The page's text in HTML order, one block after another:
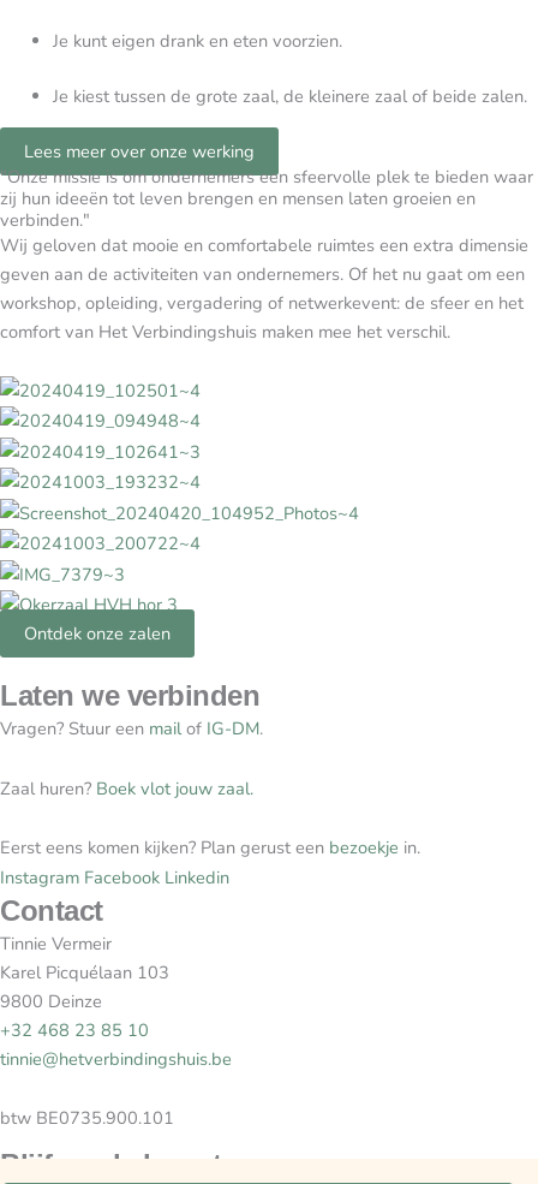
Je kunt eigen drank en eten voorzien.
Je kiest tussen de grote zaal, de kleinere zaal of beide zalen.
Lees meer over onze werking
"Onze missie is om ondernemers een sfeervolle plek te bieden waar
zij hun ideeën tot leven brengen en mensen laten groeien en
verbinden."
Wij geloven dat mooie en comfortabele ruimtes een extra dimensie
geven aan de activiteiten van ondernemers. Of het nu gaat om een
workshop, opleiding, vergadering of netwerkevent: de sfeer en het
comfort van Het Verbindingshuis maken mee het verschil.
Ontdek onze zalen
Laten we verbinden
Vragen? Stuur een mailof IG-DM.
Zaal huren? Boek vlot jouw zaal.
Eerst eens komen kijken? Plan gerust een bezoekje in.
Instagram Facebook Linkedin
Contact
Tinnie Vermeir
Karel Picquélaan 103
9800 Deinze
+32 468 23 85 10
tinnie@hetverbindingshuis.be
btw BE0735.900.101
Blijf op de hoogte